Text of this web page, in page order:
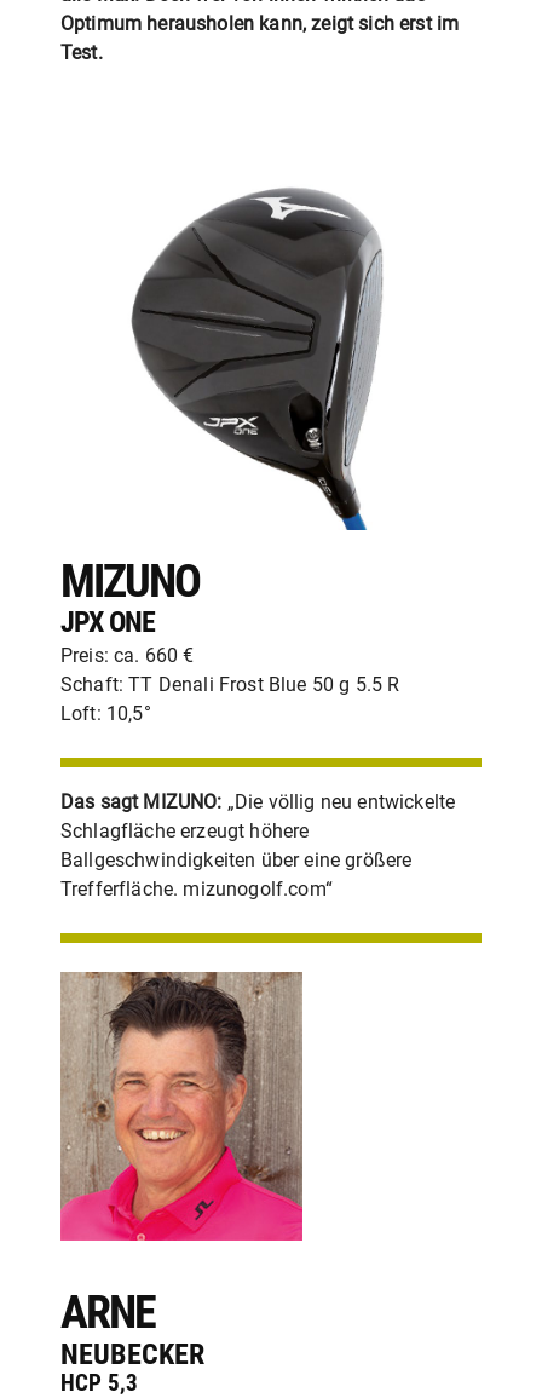
Optimum herausholen kann, zeigt sich erst im
Test.
MIZUNO
JPX ONE
Preis: ca. 660 €
Schaft: TT Denali Frost Blue 50 g 5.5 R
Loft: 10,5°
Das sagt MIZUNO: „Die völlig neu entwickelte
Schlagfläche erzeugt höhere
Ballgeschwindigkeiten über eine größere
Trefferfläche. mizunogolf.com“
ARNE
NEUBECKER
HCP 5,3